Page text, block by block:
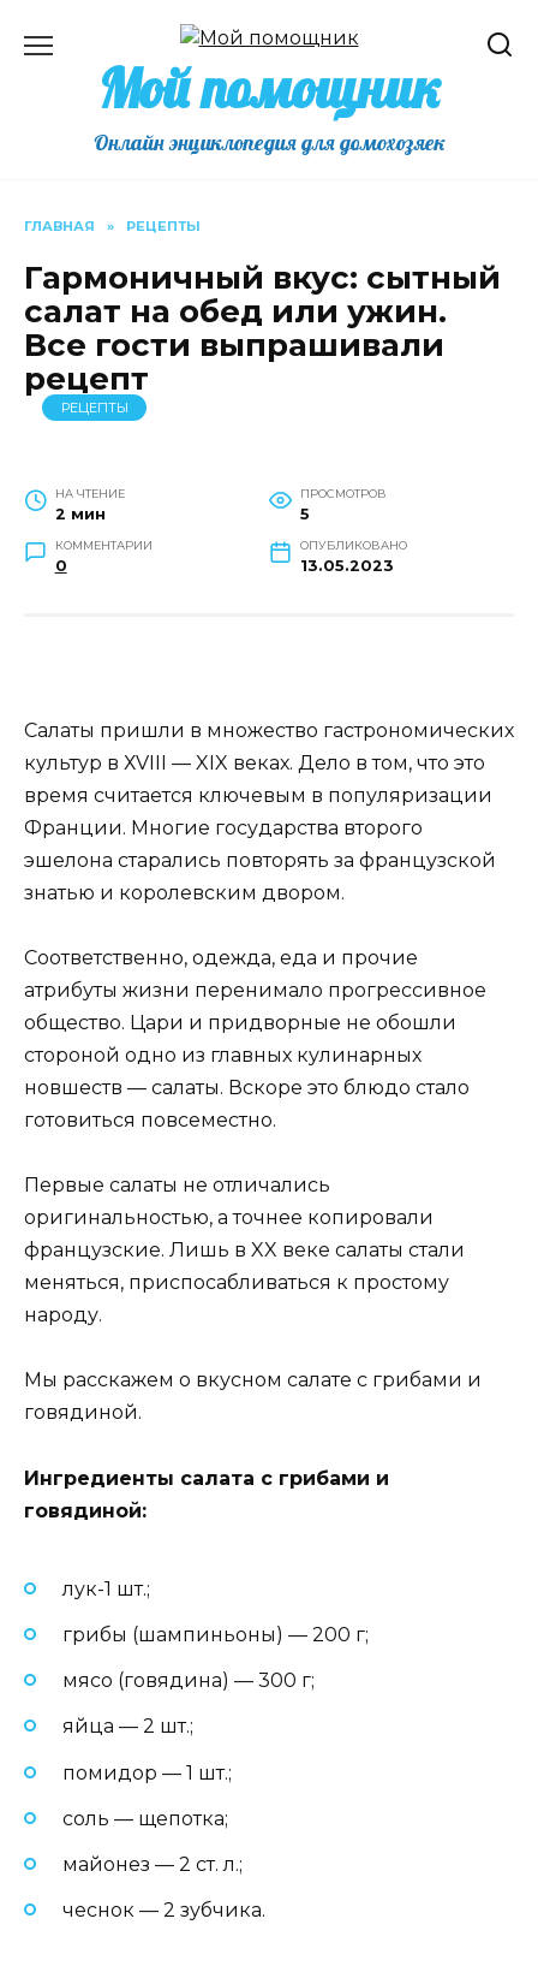
содержаниюМой помощник
Онлайн энциклопедия для домохозяек
ГЛАВНАЯ » РЕЦЕПТЫ
Гармоничный вкус: сытный
салат на обед или ужин.
Все гости выпрашивали
рецепт
РЕЦЕПТЫ
НА ЧТЕНИЕ
2 мин
ПРОСМОТРОВ
5
КОММЕНТАРИИ
0
ОПУБЛИКОВАНО
13.05.2023
Салаты пришли в множество гастрономических
культур в ХVIII — XIX веках. Дело в том, что это
время считается ключевым в популяризации
Франции. Многие государства второго
эшелона старались повторять за французской
знатью и королевским двором.
Соответственно, одежда, еда и прочие
атрибуты жизни перенимало прогрессивное
общество. Цари и придворные не обошли
стороной одно из главных кулинарных
новшеств — салаты. Вскоре это блюдо стало
готовиться повсеместно.
Первые салаты не отличались
оригинальностью, а точнее копировали
французские. Лишь в XX веке салаты стали
меняться, приспосабливаться к простому
народу.
Мы расскажем о вкусном салате с грибами и
говядиной.
Ингредиенты салата с грибами и
говядиной:
лук-1 шт.;
грибы (шампиньоны) — 200 г;
мясо (говядина) — 300 г;
яйца — 2 шт.;
помидор — 1 шт.;
соль — щепотка;
майонез — 2 ст. л.;
чеснок — 2 зубчика.